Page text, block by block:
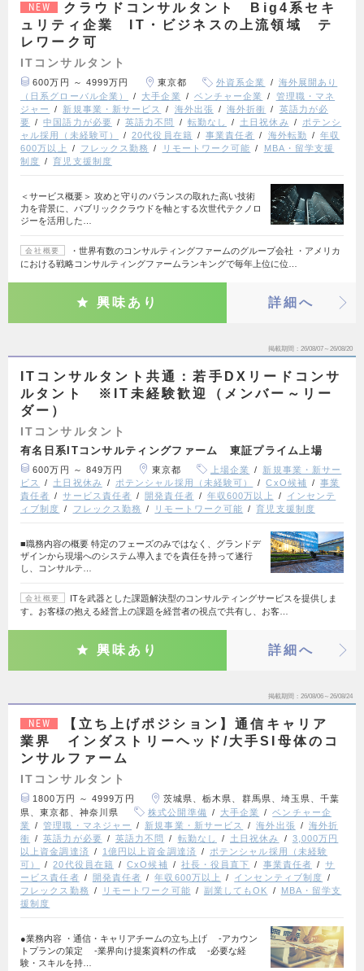
NEW
クラウドコンサルタント Big4系セキ
ュリティ企業 IT・ビジネスの上流領域 テ
レワーク可
ITコンサルタント
600万円 ～ 4999万円 東京都 外資系企業
海外展開あり
（日系グローバル企業）
大手企業 ベンチャー企業
管理職・マネ
ジャー
新規事業・新サービス 海外出張 海外折衝
英語力が必
要
中国語力が必要 英語力不問 転勤なし 土日祝休み
ポテンシ
ャル採用（未経験可）
20代役員在籍 事業責任者 海外転勤
年収
600万以上
フレックス勤務 リモートワーク可能
MBA・留学支援
制度
育児支援制度
＜サービス概要＞ 攻めと守りのバランスの取れた高い技術
力を背景に、パブリッククラウドを軸とする次世代テクノロ
ジーを活用した…
会社概要
・世界有数のコンサルティングファームのグループ会社 ・アメリカ
における戦略コンサルティングファームランキングで毎年上位に位…
興味あり 詳細へ
掲載期間 26/08/07～26/08/20
ITコンサルタント共通：若手DXリードコンサ
ルタント ※IT未経験歓迎（メンバー～リー
ダー）
ITコンサルタント
有名日系ITコンサルティングファーム 東証プライム上場
600万円 ～ 849万円 東京都 上場企業
新規事業・新サー
ビス
土日祝休み ポテンシャル採用（未経験可） CxO候補
事業
責任者
サービス責任者 開発責任者 年収600万以上
インセンテ
ィブ制度
フレックス勤務 リモートワーク可能 育児支援制度
■職務内容の概要 特定のフェーズのみではなく、グランドデ
ザインから現場へのシステム導入までを責任を持って遂行
し、コンサルテ…
会社概要
ITを武器とした課題解決型のコンサルティングサービスを提供しま
す。お客様の抱える経営上の課題を経営者の視点で共有し、お客…
興味あり 詳細へ
掲載期間 26/08/06～26/08/24
NEW
【立ち上げポジション】通信キャリア
業界 インダストリーヘッド/大手SI母体のコ
ンサルファーム
ITコンサルタント
1800万円 ～ 4999万円
茨城県、栃木県、群馬県、埼玉県、千葉
県、東京都、神奈川県
株式公開準備 大手企業
ベンチャー企
業
管理職・マネジャー 新規事業・新サービス 海外出張
海外折
衝
英語力が必要 英語力不問 転勤なし 土日祝休み
3,000万円
以上資金調達済
1億円以上資金調達済
ポテンシャル採用（未経験
可）
20代役員在籍 CxO候補 社長・役員直下 事業責任者
サ
ービス責任者
開発責任者 年収600万以上
インセンティブ制度
フレックス勤務
リモートワーク可能 副業してもOK
MBA・留学支
援制度
●業務内容 ・通信・キャリアチームの立ち上げ -アカウン
トプランの策定 -業界向け提案資料の作成 -必要な経
験・スキルを持…